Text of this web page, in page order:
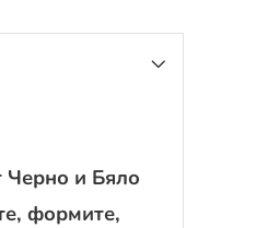
Черно и Бяло
формите,